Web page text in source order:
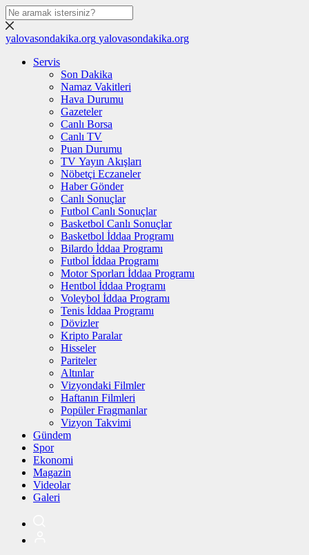
yalovasondakika.org yalovasondakika.org
Servis
Son Dakika
Namaz Vakitleri
Hava Durumu
Gazeteler
Canlı Borsa
Canlı TV
Puan Durumu
TV Yayın Akışları
Nöbetçi Eczaneler
Haber Gönder
Canlı Sonuçlar
Futbol Canlı Sonuçlar
Basketbol Canlı Sonuçlar
Basketbol İddaa Programı
Bilardo İddaa Programı
Futbol İddaa Programı
Motor Sporları İddaa Programı
Hentbol İddaa Programı
Voleybol İddaa Programı
Tenis İddaa Programı
Dövizler
Kripto Paralar
Hisseler
Pariteler
Altınlar
Vizyondaki Filmler
Haftanın Filmleri
Popüler Fragmanlar
Vizyon Takvimi
Gündem
Spor
Ekonomi
Magazin
Videolar
Galeri